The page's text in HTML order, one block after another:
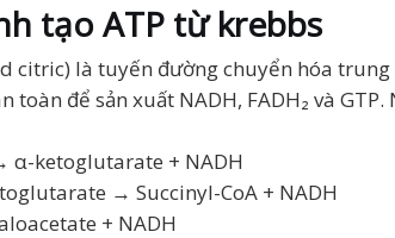
tạo ATP từ krebbs
citric) là tuyến đường chuyển hóa
để sản xuất NADH, FADH₂ và
α-ketoglutarate + NADH
→ Succinyl-CoA + NADH
+ NADH